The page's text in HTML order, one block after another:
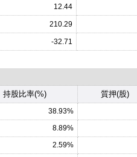
12.44
210.29
-32.71
持股比率(%) 質押(股)
38.93%
8.89%
2.59%